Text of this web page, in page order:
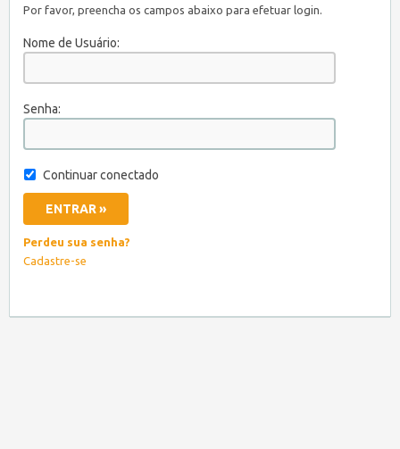
Por favor, preencha os campos abaixo para efetuar login.
Nome de Usuário:
Senha:
Continuar conectado
Perdeu sua senha?
Cadastre-se